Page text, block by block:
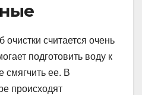
считается очень
подготовить воду к
смягчить ее. В
происходят